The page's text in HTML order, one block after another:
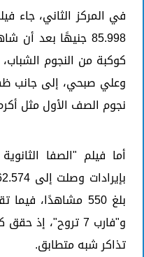
في المركز الثاني، جاء
كوكبة من النجوم
نجوم الصف الأول مثل
أما فيلم "الصفا
بلغ 550 مشاهدًا،
تذاكر شبه متطابق.